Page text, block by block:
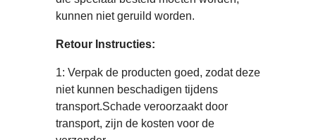
kunnen niet geruild worden.
Retour Instructies:
1: Verpak de producten goed, zodat deze
niet kunnen beschadigen tijdens
transport.Schade veroorzaakt door
transport, zijn de kosten voor de